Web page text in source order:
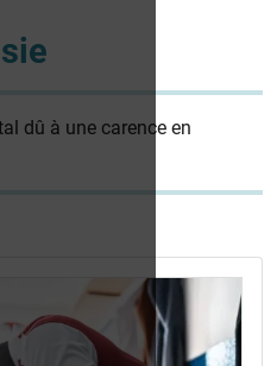
dû à une carence en